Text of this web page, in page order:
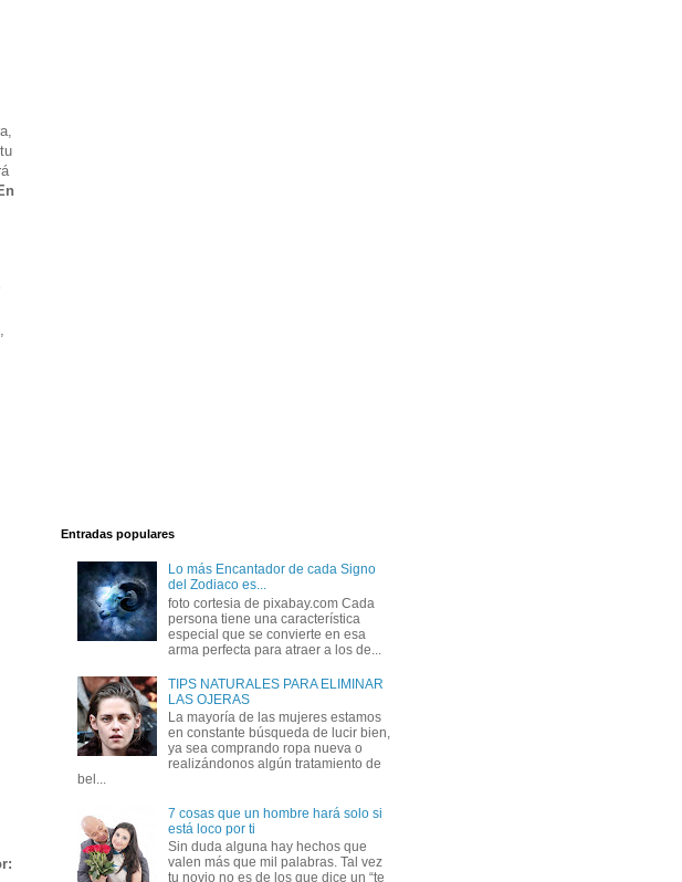
Entradas populares
Lo más Encantador de cada Signo
del Zodiaco es...
foto cortesia de pixabay.com Cada
persona tiene una característica
especial que se convierte en esa
arma perfecta para atraer a los de...
TIPS NATURALES PARA ELIMINAR
LAS OJERAS
La mayoría de las mujeres estamos
en constante búsqueda de lucir bien,
ya sea comprando ropa nueva o
realizándonos algún tratamiento de
bel...
7 cosas que un hombre hará solo si
está loco por ti
Sin duda alguna hay hechos que
valen más que mil palabras. Tal vez
tu novio no es de los que dice un “te